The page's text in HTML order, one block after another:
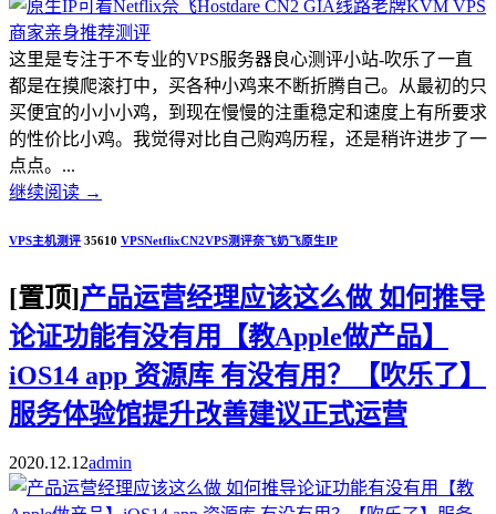
这里是专注于不专业的VPS服务器良心测评小站-吹乐了一直
都是在摸爬滚打中，买各种小鸡来不断折腾自己。从最初的只
买便宜的小小小鸡，到现在慢慢的注重稳定和速度上有所要求
的性价比小鸡。我觉得对比自己购鸡历程，还是稍许进步了一
点点。...
继续阅读 →
VPS主机测评 35610 VPSNetflixCN2VPS测评奈飞奶飞原生IP
[置顶]产品运营经理应该这么做 如何推导
论证功能有没有用【教Apple做产品】
iOS14 app 资源库 有没有用？【吹乐了】
服务体验馆提升改善建议正式运营
2020.12.12admin